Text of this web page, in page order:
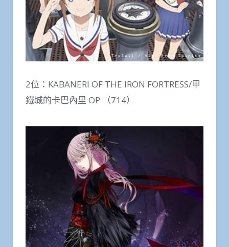
2位：KABANERI OF THE IRON FORTRESS/甲
鐵城的卡巴內里 OP （714）